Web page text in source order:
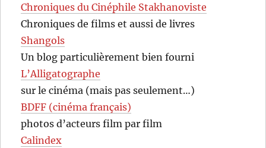
Chroniques du Cinéphile Stakhanoviste
Chroniques de films et aussi de livres
Shangols
Un blog particulièrement bien fourni
L’Alligatographe
sur le cinéma (mais pas seulement…)
BDFF (cinéma français)
photos d’acteurs film par film
Calindex